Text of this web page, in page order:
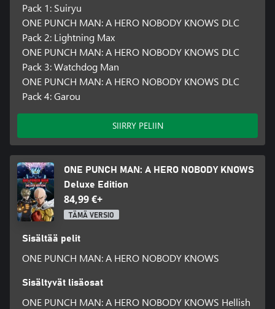
Pack 1: Suiryu
ONE PUNCH MAN: A HERO NOBODY KNOWS DLC
Pack 2: Lightning Max
ONE PUNCH MAN: A HERO NOBODY KNOWS DLC
Pack 3: Watchdog Man
ONE PUNCH MAN: A HERO NOBODY KNOWS DLC
Pack 4: Garou
SIIRRY PELIIN
ONE PUNCH MAN: A HERO NOBODY KNOWS
Deluxe Edition
84,99 €+
TÄMÄ VERSIO
Sisältää pelit
ONE PUNCH MAN: A HERO NOBODY KNOWS
Sisältyvät lisäosat
ONE PUNCH MAN: A HERO NOBODY KNOWS Hellish